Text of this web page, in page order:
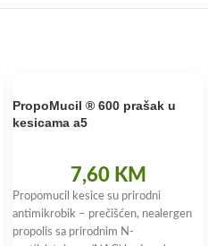
PropoMucil ® 600 prašak u
kesicama a5
7,60 KM
Propomucil kesice su prirodni
antimikrobik – prečišćen, nealergen
propolis sa prirodnim N-